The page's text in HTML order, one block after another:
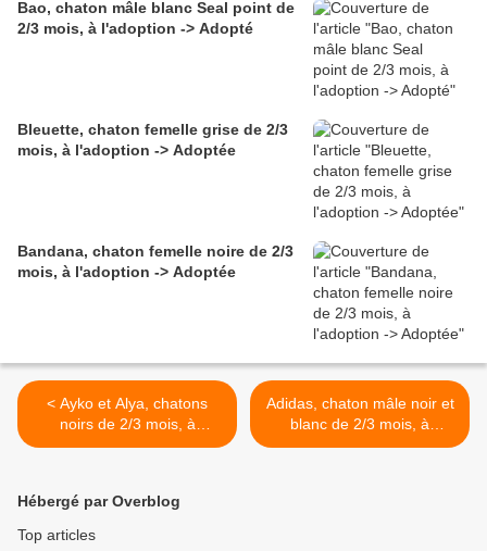
Bao, chaton mâle blanc Seal point de
2/3 mois, à l'adoption -> Adopté
Bleuette, chaton femelle grise de 2/3
mois, à l'adoption -> Adoptée
Bandana, chaton femelle noire de 2/3
mois, à l'adoption -> Adoptée
< Ayko et Alya, chatons
noirs de 2/3 mois, à
l'adoption -> adoptés
Adidas, chaton mâle noir et
blanc de 2/3 mois, à
l'adoption -> adopté >
Hébergé par Overblog
Top articles